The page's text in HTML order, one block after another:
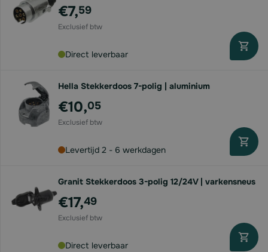
€7,59
Direct leverbaar
Hella Stekkerdoos 7-polig | aluminium
€10,05
Levertijd 2 - 6 werkdagen
Granit Stekkerdoos 3-polig 12/24V | varkensneus
€17,49
Direct leverbaar